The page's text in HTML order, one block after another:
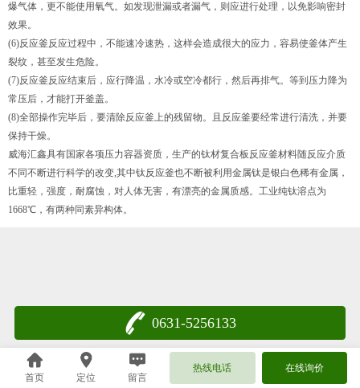
爆气体，更不能使用氧气。如发现泄漏或者漏气，则应进行处理，以免影响密封
效果。
(6)反应釜反应过程中，不能速冷速热，这样会造成很大的应力，容易使釜体产生
裂纹，甚至发生危险。
(7)反应釜反应结束后，应行降温，水冷或空冷都行，然后再排气。等到压力降为
常压后，才能打开釜盖。
(8)全部操作完毕后，要清除反应釜上的残留物。且反应釜要经常进行清洗，并要
保持干燥。
威海汇鑫具有国家各项压力容器资质，生产的钛材复合板反应釜材料随反应介质
不同不断进行科学的改变,其中钛反应釜也不断被利用金属钛是银白色稀有金属，
比重轻，强度，耐腐蚀，对人体无害，有漂亮的金属质感。工业纯钛溶点为
1668℃，有两种同素异构体。
0631-5256133
首页 定位 留言
热线电话 在线询价